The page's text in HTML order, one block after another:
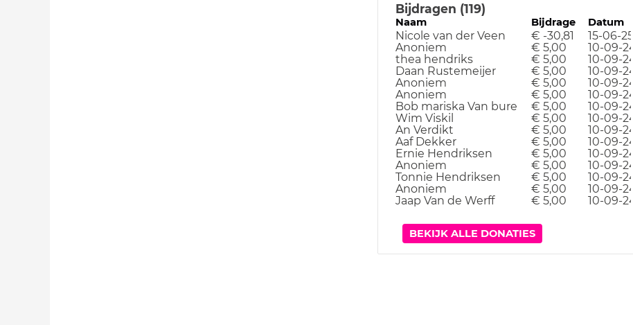
Bijdragen (119)
Naam Bijdrage Datum
Nicole van der Veen € -30,81
15-06-25
Anoniem
€ 5,00
10-09-24
thea hendriks
€ 5,00
10-09-24
Daan Rustemeijer
€ 5,00
10-09-24
Anoniem
€ 5,00
10-09-24
Anoniem
€ 5,00
10-09-24
Bob mariska Van bure
€ 5,00
10-09-24
Wim Viskil
€ 5,00
10-09-24
An Verdikt
€ 5,00
10-09-24
Aaf Dekker
€ 5,00
10-09-24
Ernie Hendriksen
€ 5,00
10-09-24
Anoniem
€ 5,00
10-09-24
Tonnie Hendriksen
€ 5,00
10-09-24
Anoniem
€ 5,00
10-09-24
Jaap Van de Werff
€ 5,00 10-09-24
BEKIJK ALLE DONATIES